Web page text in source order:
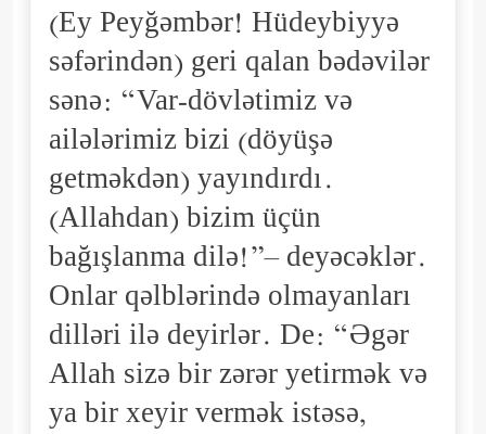
(Ey Peyğəmbər! Hüdeybiyyə
səfərindən) geri qalan bədəvilər
sənə: “Var-dövlətimiz və
ailələrimiz bizi (döyüşə
getməkdən) yayındırdı.
(Allahdan) bizim üçün
bağışlanma dilə!”– deyəcəklər.
Onlar qəlblərində olmayanları
dilləri ilə deyirlər. De: “Əgər
Allah sizə bir zərər yetirmək və
ya bir xeyir vermək istəsə,